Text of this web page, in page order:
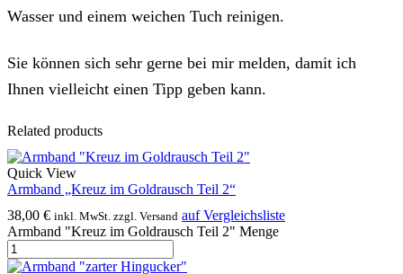
Wasser und einem weichen Tuch reinigen.
Sie können sich sehr gerne bei mir melden, damit ich
Ihnen vielleicht einen Tipp geben kann.
Related products
Quick View
Armband „Kreuz im Goldrausch Teil 2“
38,00 € inkl. MwSt. zzgl. Versand auf Vergleichsliste
Armband "Kreuz im Goldrausch Teil 2" Menge